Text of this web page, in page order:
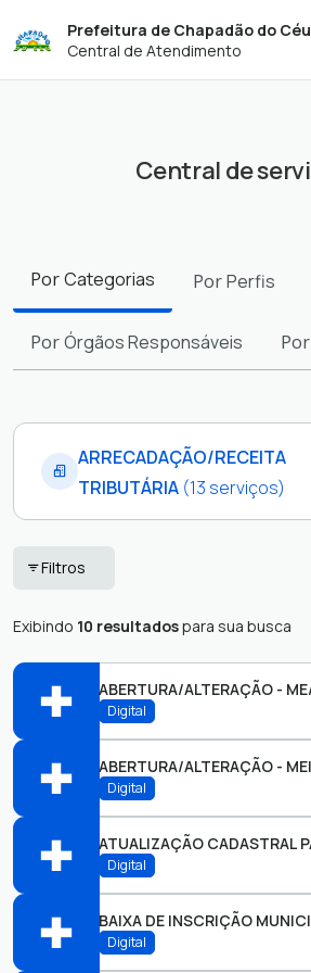
Prefeitura de Chapadão do Céu
Central de Atendimento
Central de
PorCategorias PorPerfis
PorÓrgãos Responsáveis Por
ARRECADAÇÃO/RECEITA
TRIBUTÁRIA (13 serviços)
OUVIDORIA
PARCERIA
PROCESSO
SELETIVO
RECURSOS
HUMANOS
Filtros
Exibindo 10 resultadospara sua busca
ABERTURA/ALTERAÇÃO -
Digital
SFP-RT
RECEITA TRIBUTARIA
Abrir online > Via protocolo 1Doc
Perfis:
ABERTURA/ALTERAÇÃO - MEI
Digital
SFP-RT
RECEITA TRIBUTARIA
Abrir online > Via protocolo 1Doc
Perfis:
ATUALIZAÇÃO CADASTRAL
Digital
SFP-RT
RECEITA TRIBUTARIA
BAIXA DE INSCRIÇÃO
Digital